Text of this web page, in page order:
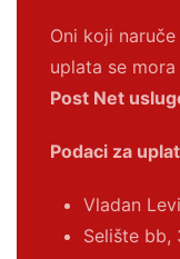
Oni koji naruče
uplata se
Post Net
Podaci za
Vladan
Selište bb,